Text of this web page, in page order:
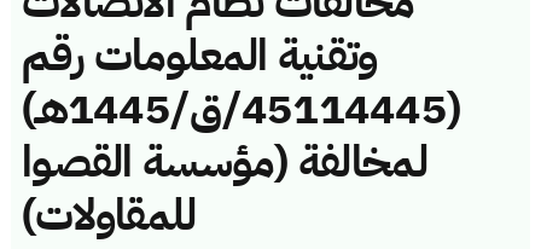
وتقنية المعلومات رقم
(45114445/ق/1445هـ)
لمخالفة (مؤسسة القصوا
للمقاولات)